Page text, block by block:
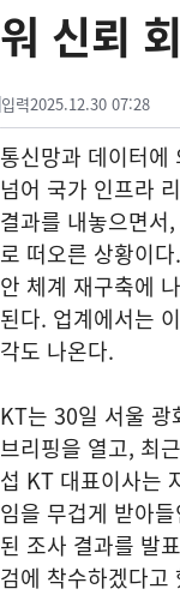
워 신뢰
입력2025.12.30 07:28
통신망과 데이터에
넘어 국가 인프라
결과를 내놓으면서
로 떠오른 상황이
안 체계 재구축에
된다. 업계에서는
각도 나온다.
KT는 30일 서울 광
브리핑을 열고, 최
섭 KT 대표이사는
임을 무겁게 받아
된 조사 결과를 발
검에 착수하겠다고